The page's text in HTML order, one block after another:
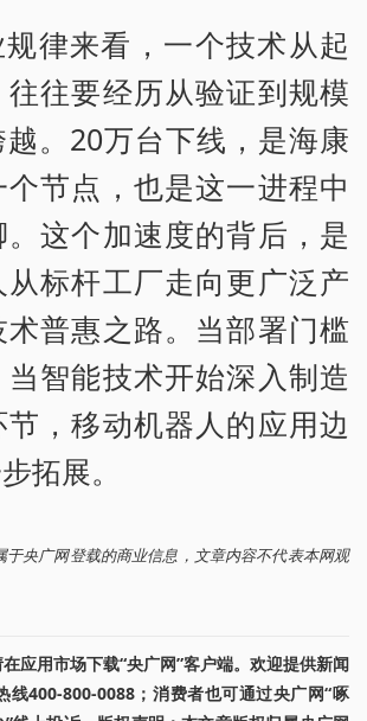
律来看，一个技术从起
往要经历从验证到规模
。20万台下线，是海康
节点，也是这一进程中
这个加速度的背后，是
标杆工厂走向更广泛产
普惠之路。当部署门槛
智能技术开始深入制造
，移动机器人的应用边
拓展。
于央广网登载的商业信息，文章内容不代表本网观
应用市场下载“央广网”客户端。欢迎提供新闻
线400-800-0088；消费者也可通过央广网“啄